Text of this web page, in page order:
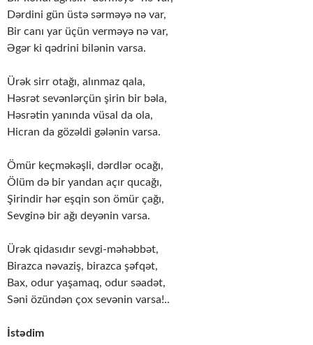
Dərdini gün üstə sərməyə nə var,
Bir canı yar üçün verməyə nə var,
Əgər ki qədrini bilənin varsa.
Ürək sirr otağı, alınmaz qala,
Həsrət sevənlərçün şirin bir bəla,
Həsrətin yanında vüsal da ola,
Hicran da gözəldi gələnin varsa.
Ömür keçməkəşli, dərdlər ocağı,
Ölüm də bir yandan açır qucağı,
Şirindir hər eşqin son ömür çağı,
Sevginə bir ağı deyənin varsa.
Ürək qidasıdır sevgi-məhəbbət,
Birazca nəvaziş, birazca şəfqət,
Bax, odur yaşamaq, odur səadət,
Səni özündən çox sevənin varsa!..
İstədim